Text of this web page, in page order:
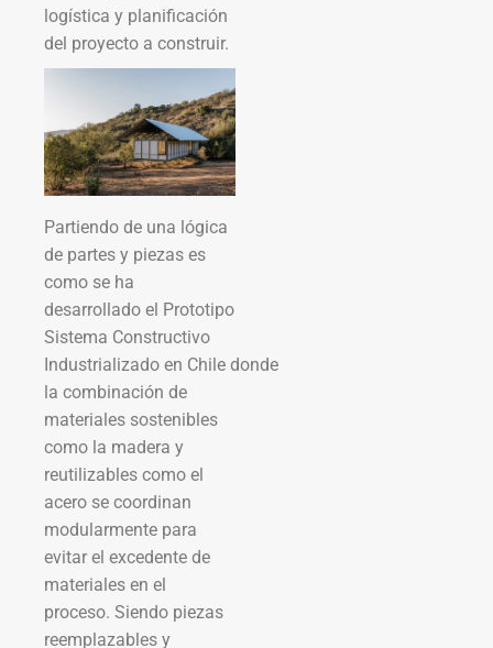
logística y planificación
del proyecto a construir.
Partiendo de una lógica
de partes y piezas es
como se ha
desarrollado el Prototipo
Sistema Constructivo
Industrializado en Chile donde
la combinación de
materiales sostenibles
como la madera y
reutilizables como el
acero se coordinan
modularmente para
evitar el excedente de
materiales en el
proceso. Siendo piezas
reemplazables y